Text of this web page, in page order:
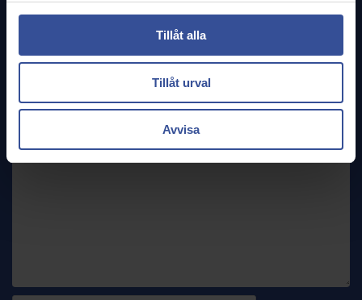
Tillåt alla
Tillåt urval
Avvisa